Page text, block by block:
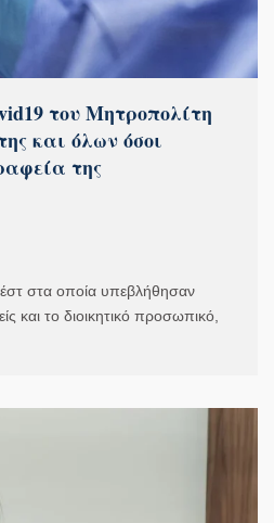
του Μητροπολίτη
και όλων όσοι
της
στα οποία υπεβλήθησαν
και το διοικητικό προσωπικό,